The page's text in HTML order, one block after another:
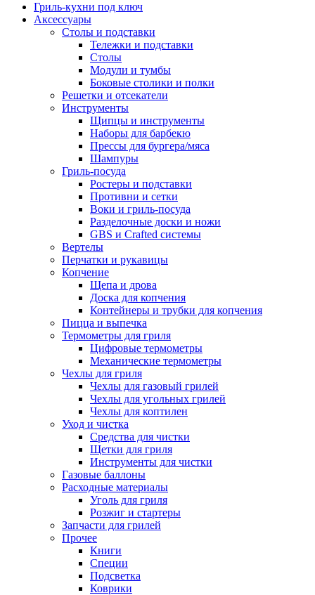
Гриль-кухни под ключ
Аксессуары
Столы и подставки
Тележки и подставки
Столы
Модули и тумбы
Боковые столики и полки
Решетки и отсекатели
Инструменты
Щипцы и инструменты
Наборы для барбекю
Прессы для бургера/мяса
Шампуры
Гриль-посуда
Ростеры и подставки
Противни и сетки
Воки и гриль-посуда
Разделочные доски и ножи
GBS и Crafted системы
Вертелы
Перчатки и рукавицы
Копчение
Щепа и дрова
Доска для копчения
Контейнеры и трубки для копчения
Пицца и выпечка
Термометры для гриля
Цифровые термометры
Механические термометры
Чехлы для гриля
Чехлы для газовый грилей
Чехлы для угольных грилей
Чехлы для коптилен
Уход и чистка
Средства для чистки
Щетки для гриля
Инструменты для чистки
Газовые баллоны
Расходные материалы
Уголь для гриля
Розжиг и стартеры
Запчасти для грилей
Прочее
Книги
Специи
Подсветка
Коврики